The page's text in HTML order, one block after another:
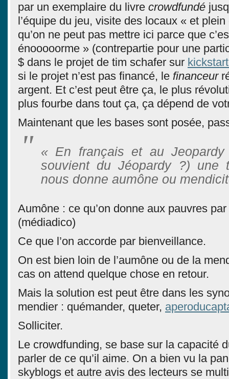
par un exemplaire du livre crowdfundé
l’équipe du jeu, visite des locaux « et plein
qu’on ne peut pas mettre ici parce que
énooooorme » (contrepartie pour une
$ dans le projet de tim schafer sur
si le projet n’est pas financé, le financeur
argent. Et c’est peut être ça, le plus
plus fourbe dans tout ça, ça dépend de
Maintenant que les bases sont posée,
« En français et au
souvient du Jéopardy ?) une
nous donne aumône ou
Aumône : ce qu’on donne aux pauvres
(médiadico)
Ce que l’on accorde par bienveillance.
On est bien loin de l’aumône ou de la
cas on attend quelque chose en retour.
Mais la solution est peut être dans les
mendier : quémander, queter,
Solliciter.
Le crowdfunding, se base sur la capacité
parler de ce qu’il aime. On a bien vu la
skyblogs et autre avis des lecteurs se